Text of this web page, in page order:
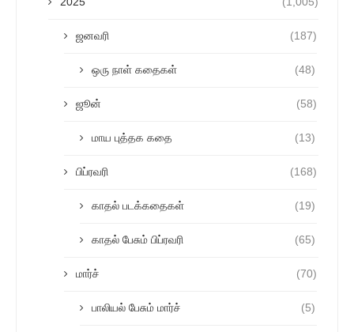
ஜனவரி (187)
ஒரு நாள் கதைகள் (48)
ஜூன் (58)
மாய புத்தக கதை (13)
பிப்ரவரி (168)
காதல் படக்கதைகள் (19)
காதல் பேசும் பிப்ரவரி (65)
மார்ச் (70)
பாலியல் பேசும் மார்ச் (5)